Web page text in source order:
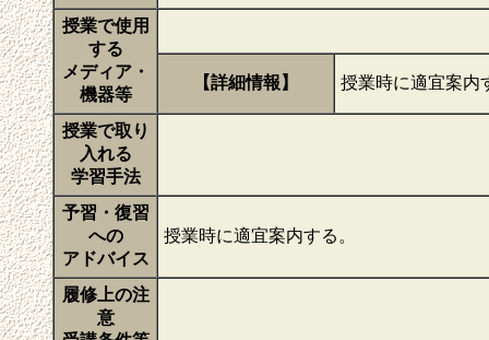
授業で使用
する
メディア・
機器等
【詳細情報】 授業時に適宜案内
授業で取り
入れる
学習手法
予習・復習
への
アドバイス
授業時に適宜案内する。
履修上の注
意